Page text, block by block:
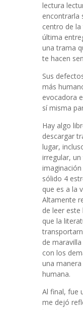
lectura
encontrarla
centro de la
última
una trama
te hacen
Sus
más
evocadora
sí misma
Hay algo
descargar
lugar,
irregular,
sólido 4
que es a la
Altamente
de leer
que la
de
con los
una
humana.
Al final, fue
me dejó